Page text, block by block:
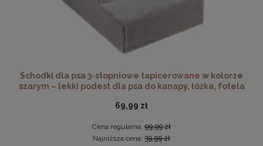
Schodki dla psa 3-stopniowe tapicerowane w kolorze
szarym – lekki podest dla psa do kanapy, łóżka, fotela
69,99 zł
Cena regularna: 99,99 zł
Najniższa cena: 39,99 zł